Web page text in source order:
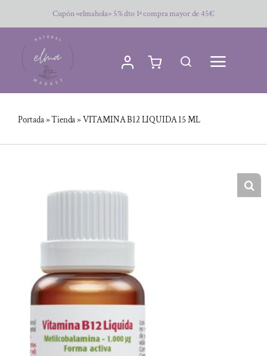
al
contenido
Cupón «elmahola» 5% dto 1ª compra mayor de 45€
Portada»Tienda»VITAMINA B12 LIQUIDA 15 ML